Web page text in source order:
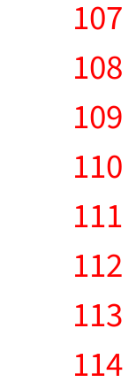
107
108
109
110
111
112
113
114